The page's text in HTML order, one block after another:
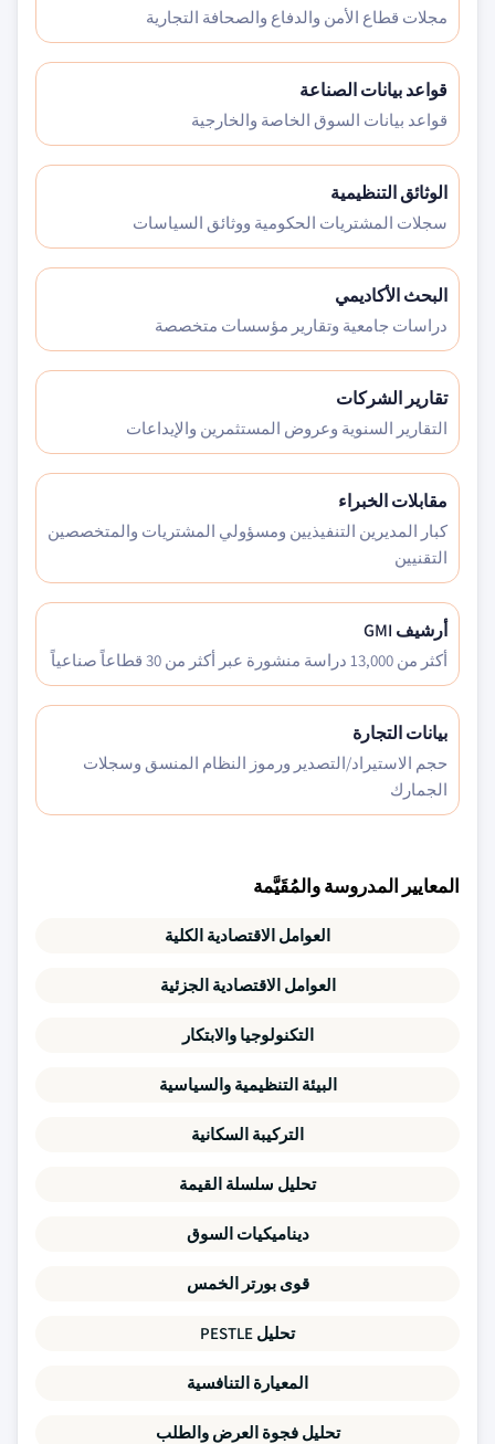
مجلات قطاع الأمن والدفاع والصحافة التجارية
قواعد بيانات الصناعة
قواعد بيانات السوق الخاصة والخارجية
الوثائق التنظيمية
سجلات المشتريات الحكومية ووثائق السياسات
البحث الأكاديمي
دراسات جامعية وتقارير مؤسسات متخصصة
تقارير الشركات
التقارير السنوية وعروض المستثمرين والإيداعات
مقابلات الخبراء
كبار المديرين التنفيذيين ومسؤولي المشتريات والمتخصصين
التقنيين
أرشيف GMI
أكثر من 13,000 دراسة منشورة عبر أكثر من 30 قطاعاً صناعياً
بيانات التجارة
حجم الاستيراد/التصدير ورموز النظام المنسق وسجلات
الجمارك
المعايير المدروسة والمُقَيَّمة
العوامل الاقتصادية الكلية
العوامل الاقتصادية الجزئية
التكنولوجيا والابتكار
البيئة التنظيمية والسياسية
التركيبة السكانية
تحليل سلسلة القيمة
ديناميكيات السوق
قوى بورتر الخمس
تحليل PESTLE
المعيارة التنافسية
تحليل فجوة العرض والطلب